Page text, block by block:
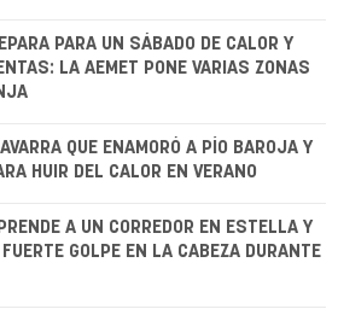
PARA UN SÁBADO DE CALOR Y
LA AEMET PONE VARIAS ZONAS
QUE ENAMORÓ A PÍO BAROJA Y
HUIR DEL CALOR EN VERANO
A UN CORREDOR EN ESTELLA Y
FUERTE GOLPE EN LA CABEZA DURANTE